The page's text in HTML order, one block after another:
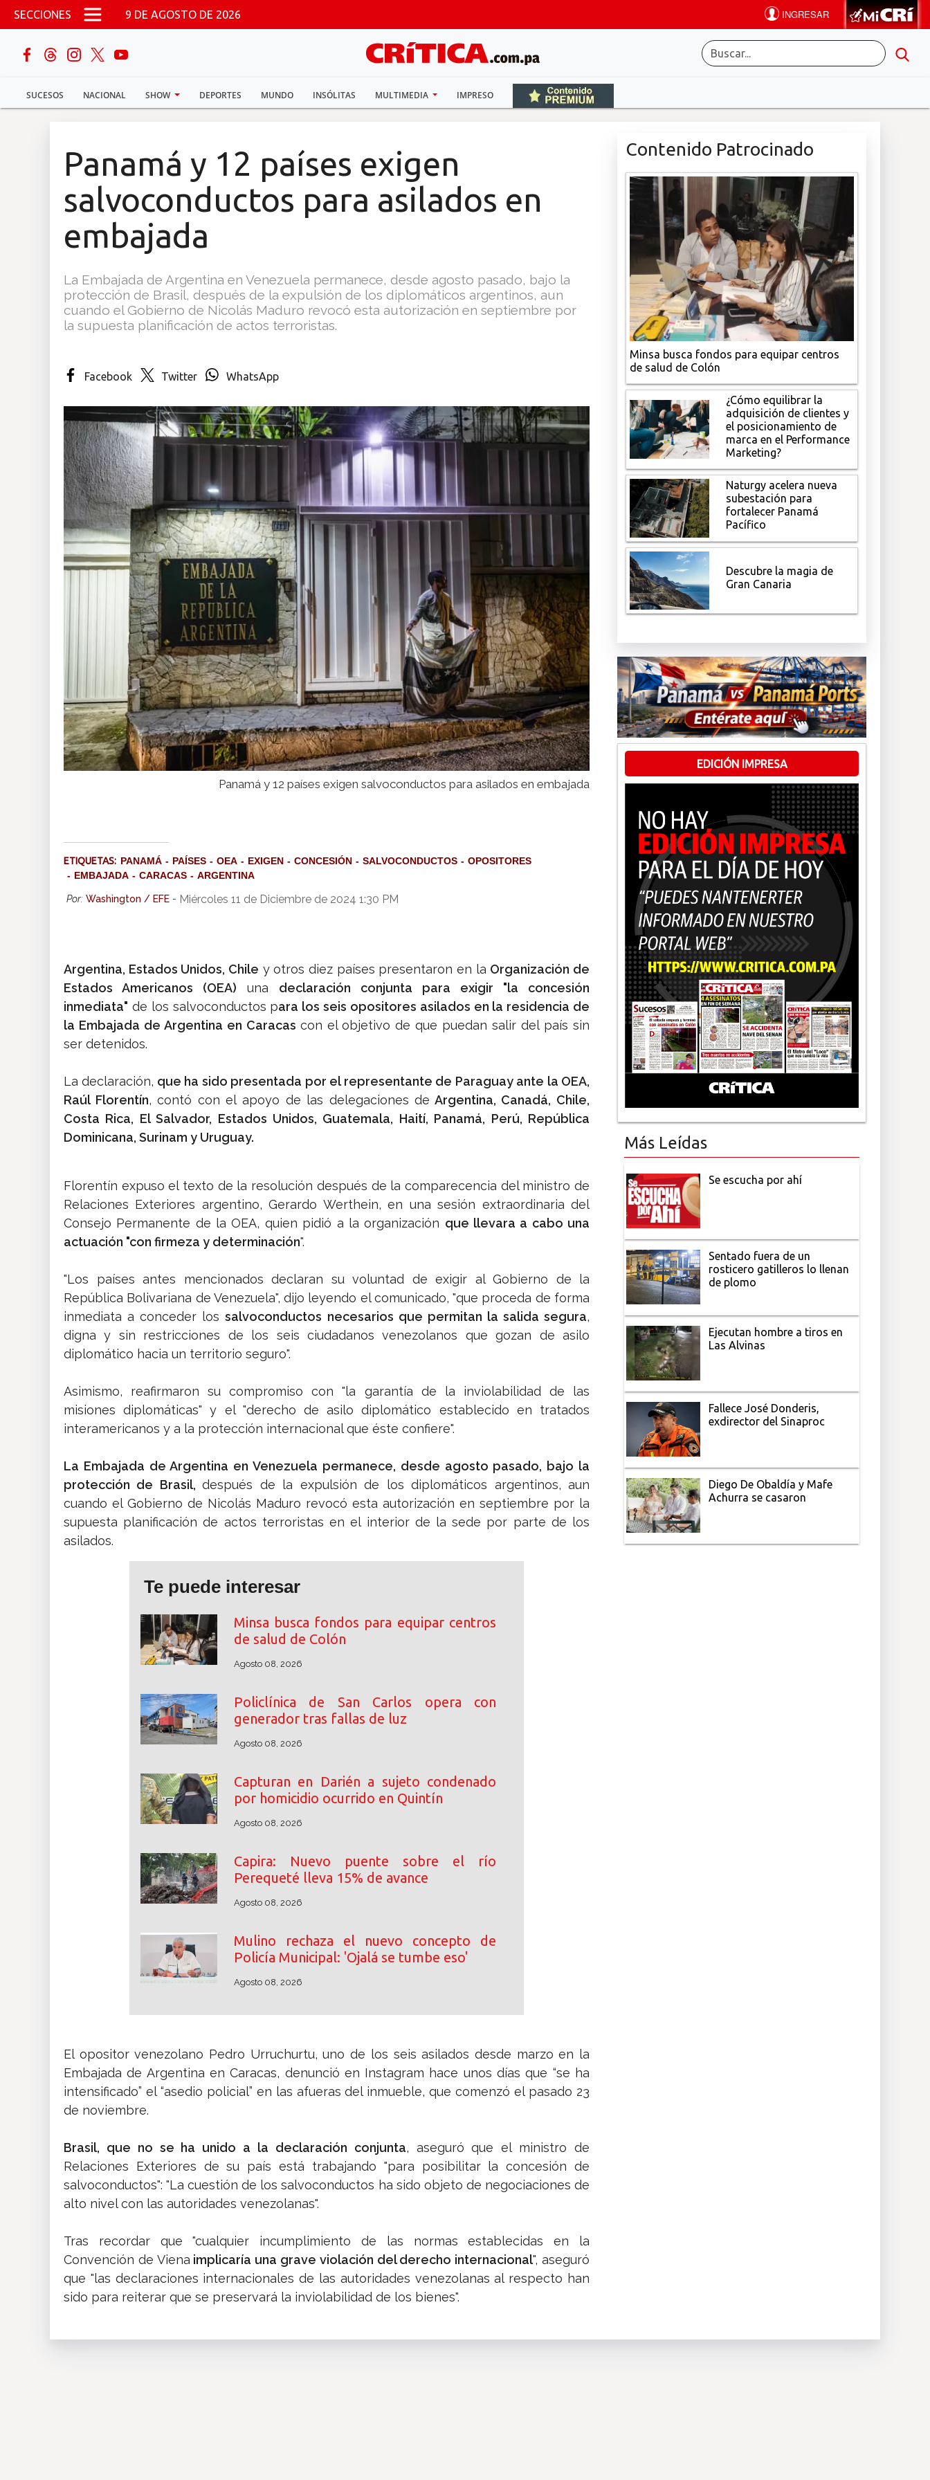
Pasar al contenido principal
SECCIONES 9 DE AGOSTO DE 2026
SUCESOS NACIONAL SHOW DEPORTES MUNDO INSÓLITAS MULTIMEDIA IMPRESO
buscar
Sucesos
Multimedia
Panamá y 12 países exigen
salvoconductos para asilados en
embajada
La Embajada de Argentina en Venezuela permanece, desde agosto pasado, bajo la
protección de Brasil, después de la expulsión de los diplomáticos argentinos, aun
cuando el Gobierno de Nicolás Maduro revocó esta autorización en septiembre por
la supuesta planificación de actos terroristas.
Facebook Twitter WhatsApp
Panamá y 12 países exigen salvoconductos para asilados en embajada
ETIQUETAS: PANAMÁ PAÍSES OEA EXIGEN CONCESIÓN SALVOCONDUCTOS
OPOSITORES
EMBAJADA
CARACAS ARGENTINA
Por: Washington / EFE - Miércoles 11 de Diciembre de 2024 1:30 PM
Argentina, Estados Unidos, Chile y otros diez países presentaron en la Organización de
Estados Americanos (OEA) una declaración conjunta para exigir "la concesión
inmediata" de los salvoconductos para los seis opositores asilados en la residencia de
la Embajada de Argentina en Caracas con el objetivo de que puedan salir del país sin
ser detenidos.
La declaración, que ha sido presentada por el representante de Paraguay ante la OEA,
Raúl Florentín, contó con el apoyo de las delegaciones de Argentina, Canadá, Chile,
Costa Rica, El Salvador, Estados Unidos, Guatemala, Haití, Panamá, Perú, República
Dominicana, Surinam y Uruguay.
Florentín expuso el texto de la resolución después de la comparecencia del ministro de
Relaciones Exteriores argentino, Gerardo Werthein, en una sesión extraordinaria del
Consejo Permanente de la OEA, quien pidió a la organización que llevara a cabo una
actuación "con firmeza y determinación".
"Los países antes mencionados declaran su voluntad de exigir al Gobierno de la
República Bolivariana de Venezuela", dijo leyendo el comunicado, "que proceda de forma
inmediata a conceder lossalvoconductos necesarios que permitan la salida segura,
digna y sin restricciones de los seis ciudadanos venezolanos que gozan de asilo
diplomático hacia un territorio seguro".
Asimismo, reafirmaron su compromiso con "la garantía de la inviolabilidad de las
misiones diplomáticas" y el "derecho de asilo diplomático establecido en tratados
interamericanos y a la protección internacional que éste confiere".
La Embajada de Argentina en Venezuela permanece, desde agosto pasado, bajo la
protección de Brasil,después de la expulsión de los diplomáticos argentinos, aun
cuando el Gobierno de Nicolás Maduro revocó esta autorización en septiembre por la
supuesta planificación de actos terroristas en el interior de la sede por parte de los
asilados.
Te puede interesar
Minsa busca fondos para equipar centros
de salud de Colón
Agosto 08, 2026
Policlínica de San Carlos opera con
generador tras fallas de luz
Agosto 08, 2026
Capturan en Darién a sujeto condenado
por homicidio ocurrido en Quintín
Agosto 08, 2026
Capira: Nuevo puente sobre el río
Perequeté lleva 15% de avance
Agosto 08, 2026
Mulino rechaza el nuevo concepto de
Policía Municipal: 'Ojalá se tumbe eso'
Agosto 08, 2026
El opositor venezolano Pedro Urruchurtu, uno de los seis asilados desde marzo en la
Embajada de Argentina en Caracas, denunció en Instagram hace unos días que “se ha
intensificado” el “asedio policial” en las afueras del inmueble, que comenzó el pasado 23
de noviembre.
Brasil, que no se ha unido a la declaración conjunta, aseguró que el ministro de
Relaciones Exteriores de su país está trabajando "para posibilitar la concesión de
salvoconductos": "La cuestión de los salvoconductos ha sido objeto de negociaciones de
alto nivel con las autoridades venezolanas".
Tras recordar que "cualquier incumplimiento de las normas establecidas en la
Convención de Viena implicaría una grave violación del derecho internacional", aseguró
que "las declaraciones internacionales de las autoridades venezolanas al respecto han
sido para reiterar que se preservará la inviolabilidad de los bienes".
Contenido Patrocinado
Minsa busca fondos para equipar centros
de salud de Colón
¿Cómo equilibrar la
adquisición de clientes y
el posicionamiento de
marca en el Performance
Marketing?
Naturgy acelera nueva
subestación para
fortalecer Panamá
Pacífico
Descubre la magia de
Gran Canaria
EDICIÓN IMPRESA
Más Leídas
Se escucha por ahí
Sentado fuera de un
rosticero gatilleros lo llenan
de plomo
Ejecutan hombre a tiros en
Las Alvinas
Fallece José Donderis,
exdirector del Sinaproc
Diego De Obaldía y Mafe
Achurra se casaron